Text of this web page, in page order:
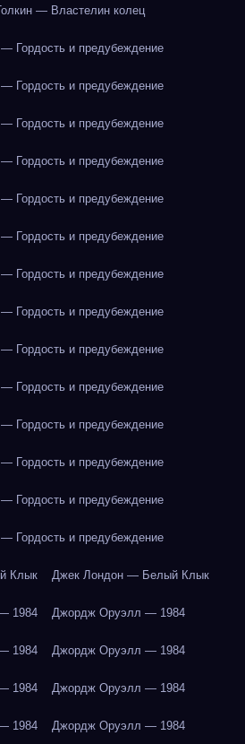
— Властелин колец
Гордость и предубеждение
Гордость и предубеждение
Гордость и предубеждение
Гордость и предубеждение
Гордость и предубеждение
Гордость и предубеждение
Гордость и предубеждение
Гордость и предубеждение
Гордость и предубеждение
Гордость и предубеждение
Гордость и предубеждение
Гордость и предубеждение
Гордость и предубеждение
Гордость и предубеждение
Клык Джек Лондон — Белый Клык
1984 Джордж Оруэлл — 1984
1984 Джордж Оруэлл — 1984
1984 Джордж Оруэлл — 1984
1984 Джордж Оруэлл — 1984